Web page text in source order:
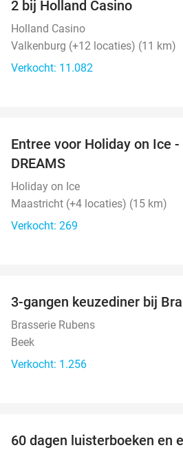
2 bij Holland Casino
Holland Casino
Valkenburg (+12 locaties) (11 km)
Verkocht: 11.082
Entree voor Holiday on Ice -
DREAMS
Holiday on Ice
Maastricht (+4 locaties) (15 km)
Verkocht: 269
3-gangen keuzediner bij
Brasserie Rubens
Beek
Verkocht: 1.256
60 dagen luisterboeken en